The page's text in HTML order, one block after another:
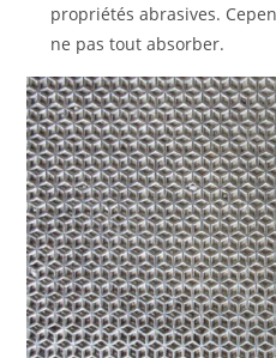
propriétés abrasives.
ne pas tout absorber.